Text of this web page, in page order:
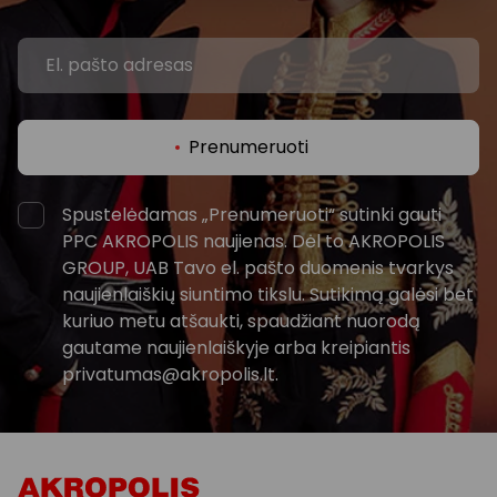
Prenumeruoti
Spustelėdamas „Prenumeruoti“ sutinki gauti
PPC AKROPOLIS naujienas. Dėl to AKROPOLIS
GROUP, UAB Tavo el. pašto duomenis tvarkys
naujienlaiškių siuntimo tikslu. Sutikimą galėsi bet
kuriuo metu atšaukti, spaudžiant nuorodą
gautame naujienlaiškyje arba kreipiantis
privatumas@akropolis.lt.